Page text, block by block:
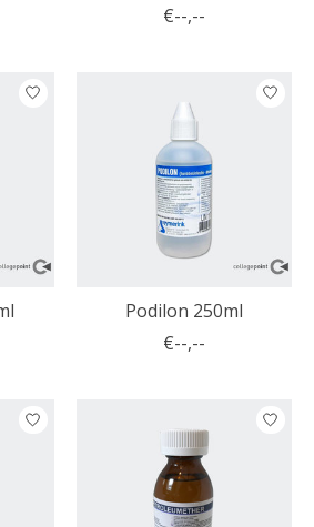
€--,--
Podilon 250ml
€--,--